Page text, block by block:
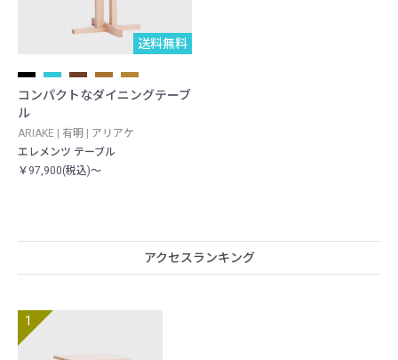
送料無料
コンパクトなダイニングテーブ
ル
ARIAKE | 有明 | アリアケ
エレメンツ テーブル
￥97,900(税込)～
アクセスランキング